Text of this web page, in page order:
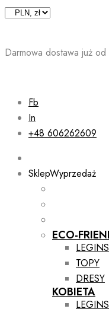
Skip
Darmowa dostawa już
Fb
In
+48 606262609
SklepWyprzedaż
ECO-
TOPY
DRESY
KOBIETA